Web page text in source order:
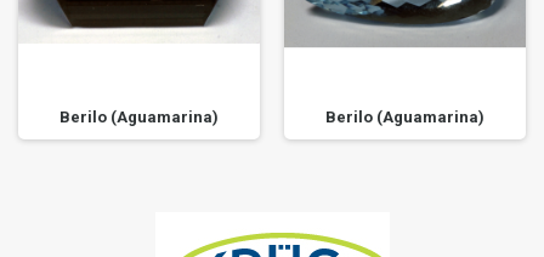
Berilo (Aguamarina) Berilo (Aguamarina)